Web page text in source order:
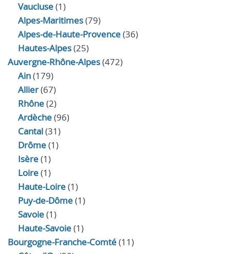
Vaucluse(1)
Alpes-Maritimes(79)
Alpes-de-Haute-Provence(36)
Hautes-Alpes(25)
Auvergne-Rhône-Alpes(472)
Ain(179)
Allier(67)
Rhône(2)
Ardèche(96)
Cantal(31)
Drôme(1)
Isère(1)
Loire(1)
Haute-Loire(1)
Puy-de-Dôme(1)
Savoie(1)
Haute-Savoie(1)
Bourgogne-Franche-Comté(11)